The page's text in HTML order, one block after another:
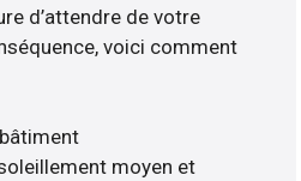
d’attendre de votre
voici comment
moyen et